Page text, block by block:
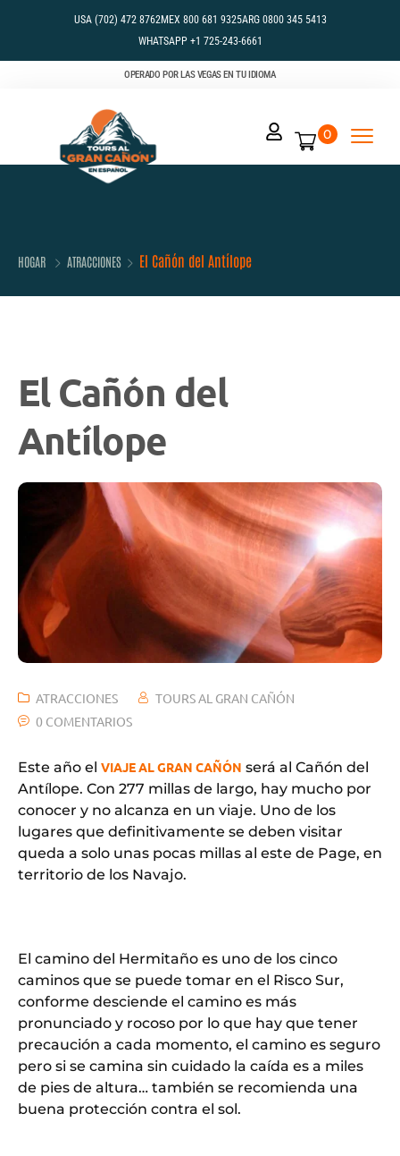
USA (702) 472 8762MEX 800 681 9325ARG 0800 345 5413
WHATSAPP +1 725-243-6661
OPERADO POR LAS VEGAS EN TU IDIOMA
0
HOGAR ATRACCIONES El Cañón del Antílope
El Cañón del
Antílope
ATRACCIONES
TOURS AL GRAN CAÑÓN
0 COMENTARIOS
Este año el VIAJE AL GRAN CAÑÓN será al Cañón del
Antílope. Con 277 millas de largo, hay mucho por
conocer y no alcanza en un viaje. Uno de los
lugares que definitivamente se deben visitar
queda a solo unas pocas millas al este de Page, en
territorio de los Navajo.
El camino del Hermitaño es uno de los cinco
caminos que se puede tomar en el Risco Sur,
conforme desciende el camino es más
pronunciado y rocoso por lo que hay que tener
precaución a cada momento, el camino es seguro
pero si se camina sin cuidado la caída es a miles
de pies de altura… también se recomienda una
buena protección contra el sol.